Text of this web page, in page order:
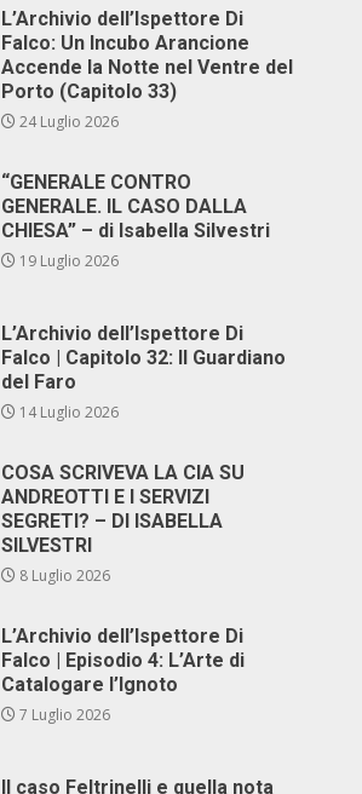
L’Archivio dell’Ispettore Di
Falco: Un Incubo Arancione
Accende la Notte nel Ventre del
Porto (Capitolo 33)
24 Luglio 2026
“GENERALE CONTRO
GENERALE. IL CASO DALLA
CHIESA” – di Isabella Silvestri
19 Luglio 2026
L’Archivio dell’Ispettore Di
Falco | Capitolo 32: Il Guardiano
del Faro
14 Luglio 2026
COSA SCRIVEVA LA CIA SU
ANDREOTTI E I SERVIZI
SEGRETI? – DI ISABELLA
SILVESTRI
8 Luglio 2026
L’Archivio dell’Ispettore Di
Falco | Episodio 4: L’Arte di
Catalogare l’Ignoto
7 Luglio 2026
Il caso Feltrinelli e quella nota